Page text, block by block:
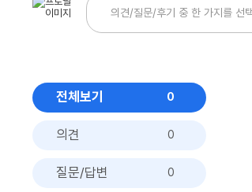
전체보기 0
의견 0
질문/답변 0